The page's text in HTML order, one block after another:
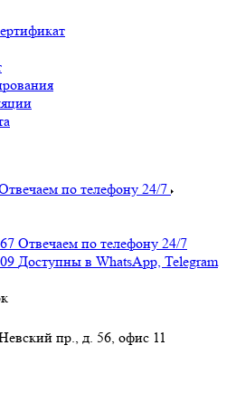
по телефону 24/7
Отвечаем по телефону 24/7
Доступны в WhatsApp, Telegram
пр., д. 56, офис 11